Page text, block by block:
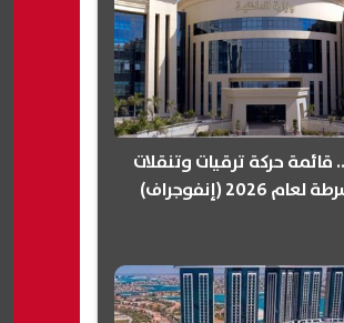
قائمة حركة ترقيات وتنقلات
2026 (إنفوجراف)